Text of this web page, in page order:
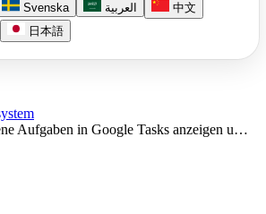
Svenska العربية
中文
日本語
Aufgaben in Google Tasks anzeigen u…